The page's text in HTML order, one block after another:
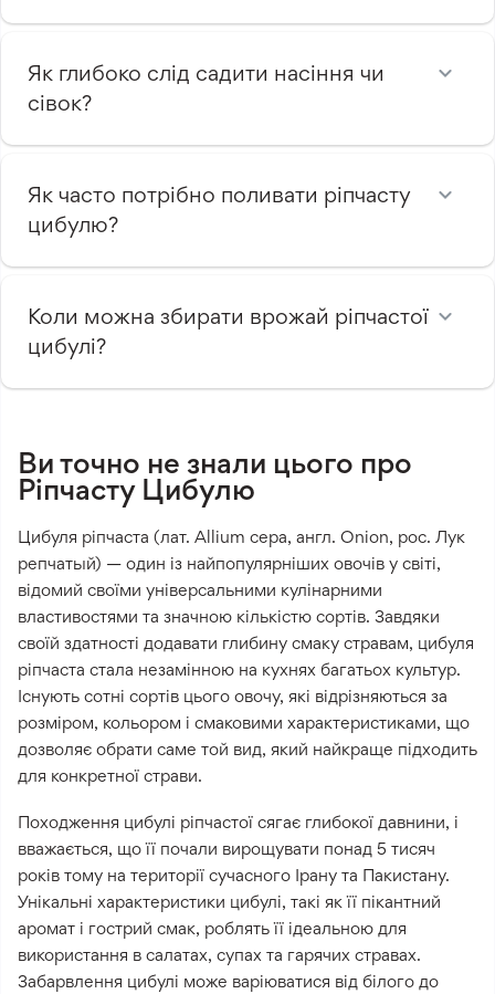
Як глибоко слід садити насіння чи
сівок?
Як часто потрібно поливати ріпчасту
цибулю?
Коли можна збирати врожай ріпчастої
цибулі?
Ви точно не знали цього про
Ріпчасту Цибулю
Цибуля ріпчаста (лат. Allium cepa, англ. Onion, рос. Лук
репчатый) — один із найпопулярніших овочів у світі,
відомий своїми універсальними кулінарними
властивостями та значною кількістю сортів. Завдяки
своїй здатності додавати глибину смаку стравам, цибуля
ріпчаста стала незамінною на кухнях багатьох культур.
Існують сотні сортів цього овочу, які відрізняються за
розміром, кольором і смаковими характеристиками, що
дозволяє обрати саме той вид, який найкраще підходить
для конкретної страви.
Походження цибулі ріпчастої сягає глибокої давнини, і
вважається, що її почали вирощувати понад 5 тисяч
років тому на території сучасного Ірану та Пакистану.
Унікальні характеристики цибулі, такі як її пікантний
аромат і гострий смак, роблять її ідеальною для
використання в салатах, супах та гарячих стравах.
Забарвлення цибулі може варіюватися від білого до